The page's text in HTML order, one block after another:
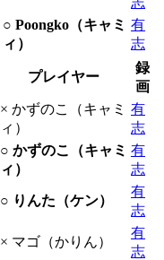
○ Poongko（キャミ
ィ）
有
志
プレイヤー
録
画
× かずのこ（キャミ
ィ）
有
志
○ かずのこ（キャミ
ィ）
有
志
○ りんた（ケン）
有
志
× マゴ（かりん）
有
志